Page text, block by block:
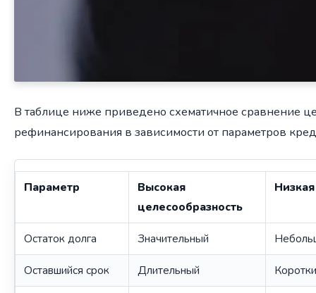
В таблице ниже приведено схематичное сравнение
рефинансирования в зависимости от параметров
Параметр
Высокая
целесообразность
Остаток долга Значительный
Оставшийся срок Длительный